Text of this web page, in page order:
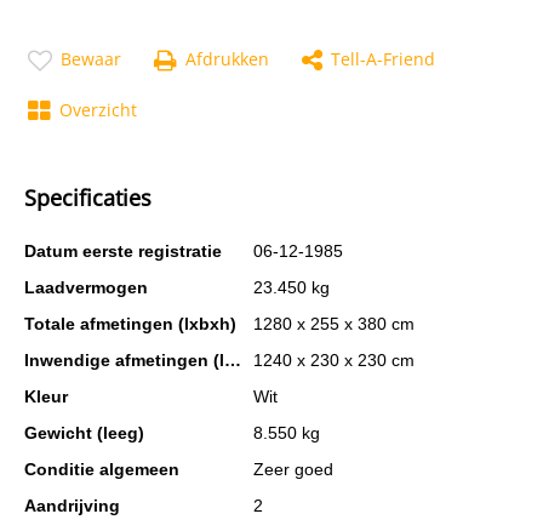
Bewaar Afdrukken Tell-A-Friend
Overzicht
Specificaties
Datum eerste registratie
06-12-1985
Laadvermogen
23.450 kg
Totale afmetingen (lxbxh)
1280 x 255 x 380 cm
Inwendige afmetingen (lxbxh)
1240 x 230 x 230 cm
Kleur
Wit
Gewicht (leeg)
8.550 kg
Conditie algemeen
Zeer goed
Aandrijving
2